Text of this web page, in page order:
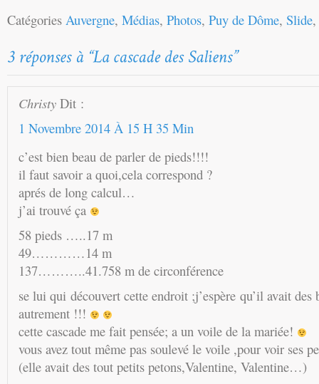
Catégories Auvergne, Médias, Photos, Puy de Dôme, Slide,
Christy Dit :
1 Novembre 2014 À 15 H 35 Min
c’est bien beau de parler de pieds!!!!
il faut savoir a quoi,cela correspond ?
aprés de long calcul…
j’ai trouvé ça
58 pieds …..17 m
49…………14 m
137………..41.758 m de circonférence
se lui qui découvert cette endroit ;j’espère qu’il avait
autrement !!!
cette cascade me fait pensée; a un voile de la mariée!
vous avez tout même pas soulevé le voile ,pour voir ses
(elle avait des tout petits petons,Valentine, Valentine…)